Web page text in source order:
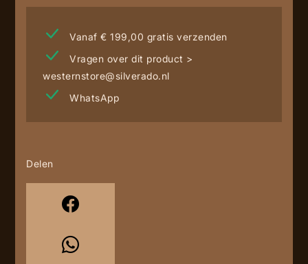
Vanaf € 199,00 gratis verzenden
Vragen over dit product >
westernstore@silverado.nl
WhatsApp
Delen